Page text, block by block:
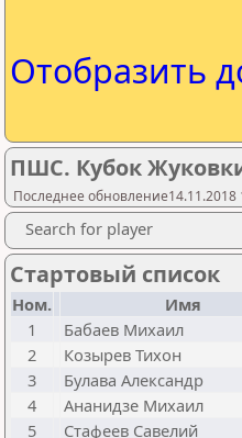
Отобразить
ПШС. Кубок
Последнее обновление14.11.2018
Search for player
Стартовый список
Ном. Имя
1
Бабаев Михаил
2
Козырев Тихон
3
Булава Александр
4
Ананидзе Михаил
5
Стафеев Савелий